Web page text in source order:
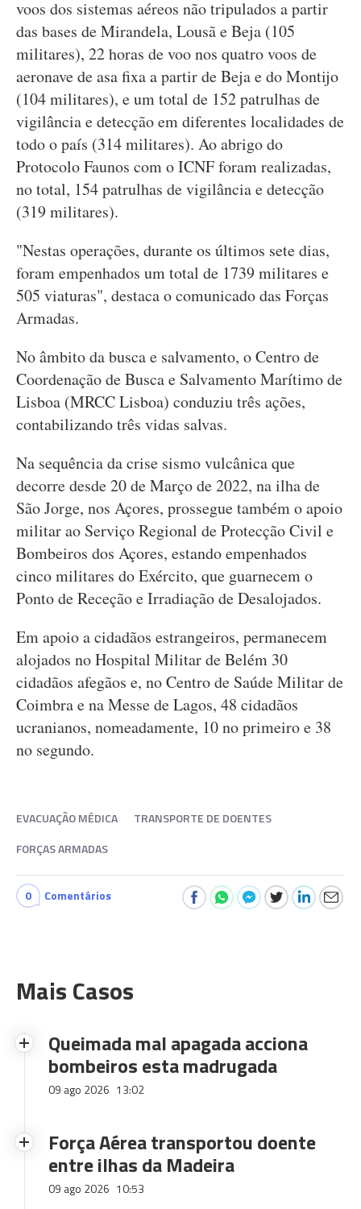
voos dos sistemas aéreos não tripulados a partir
das bases de Mirandela, Lousã e Beja (105
militares), 22 horas de voo nos quatro voos de
aeronave de asa fixa a partir de Beja e do Montijo
(104 militares), e um total de 152 patrulhas de
vigilância e detecção em diferentes localidades de
todo o país (314 militares). Ao abrigo do
Protocolo Faunos com o ICNF foram realizadas,
no total, 154 patrulhas de vigilância e detecção
(319 militares).
"Nestas operações, durante os últimos sete dias,
foram empenhados um total de 1739 militares e
505 viaturas", destaca o comunicado das Forças
Armadas.
No âmbito da busca e salvamento, o Centro de
Coordenação de Busca e Salvamento Marítimo de
Lisboa (MRCC Lisboa) conduziu três ações,
contabilizando três vidas salvas.
Na sequência da crise sismo vulcânica que
decorre desde 20 de Março de 2022, na ilha de
São Jorge, nos Açores, prossegue também o apoio
militar ao Serviço Regional de Protecção Civil e
Bombeiros dos Açores, estando empenhados
cinco militares do Exército, que guarnecem o
Ponto de Receção e Irradiação de Desalojados.
Em apoio a cidadãos estrangeiros, permanecem
alojados no Hospital Militar de Belém 30
cidadãos afegãos e, no Centro de Saúde Militar de
Coimbra e na Messe de Lagos, 48 cidadãos
ucranianos, nomeadamente, 10 no primeiro e 38
no segundo.
EVACUAÇÃO MÉDICA
TRANSPORTE DE DOENTES
FORÇAS ARMADAS
0 Comentários
Mais Casos
Queimada mal apagada acciona
bombeiros esta madrugada
09 ago 2026 13:02
Força Aérea transportou doente
entre ilhas da Madeira
09 ago 2026 10:53